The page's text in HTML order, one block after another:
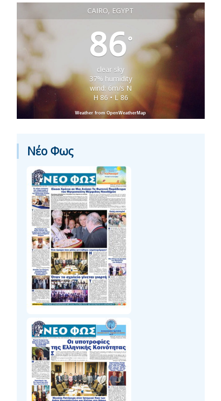
CAIRO, EGYPT
86°
clear sky
37% humidity
wind: 6m/s N
H 86 • L 86
Weather from OpenWeatherMap
Νέο Φως